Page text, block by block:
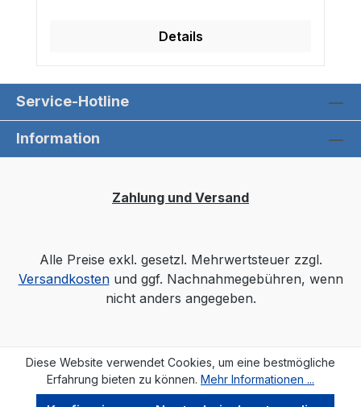
Details
Service-Hotline
Information
Zahlung und Versand
Alle Preise exkl. gesetzl. Mehrwertsteuer zzgl.
Versandkostenund ggf. Nachnahmegebühren, wenn
nicht anders angegeben.
Diese Website verwendet Cookies, um eine bestmögliche
Erfahrung bieten zu können. Mehr Informationen ...